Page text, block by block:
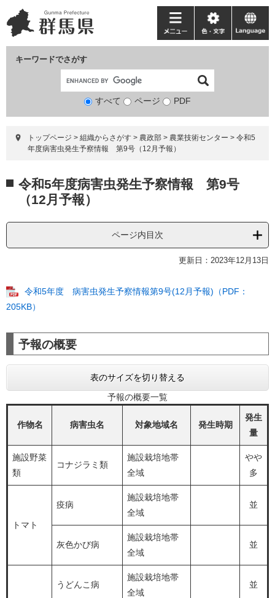
ー
ジ
ニ
ュ
て
キーワードでさがす
検
象
すべて ページ PDF
メ
ニ
ー
色・
文
language
トップページ > 組織からさがす > 農政部 > 農業技術センター > 令和5
年度病害虫発生予察情報 第9号（12月予報）
文 令和5年度病害虫発生予察情報 第9号
（12月予報）
ページ内目次
更新日：2023年12月13日
令和5年度 病害虫発生予察情報第9号(12月予報)（PDF：
205KB）
予報の概要
表のサイズを切り替える
予報の概要一覧
作物名 病害虫名 対象地域名 発生時期
発生
量
施設野菜
類
コナジラミ類
施設栽培地帯
全域
やや
多
トマト
疫病
施設栽培地帯
全域
並
灰色かび病
施設栽培地帯
全域
並
うどんこ病
施設栽培地帯
全域
並